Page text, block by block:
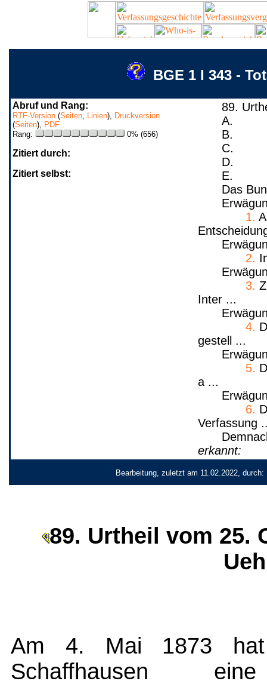
BGE 1 I 343 -
Abruf und Rang:
RTF-Version (Seiten, Linien), Druckversion
(Seiten), PDF
Rang:
0% (656)
Zitiert durch:
Zitiert selbst:
89.
A.
B.
C.
D.
E.
Das
1.
2.
3.
Inter ...
4.
gestell ...
5.
a ...
6.
Verfassung
erkannt:
Bearbeitung, zuletzt am 11.02.2022, durch:
89. Urtheil vom 25.
Am 4. Mai 1873
Schaffhausen